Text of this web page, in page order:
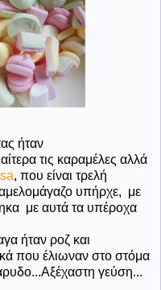
ήταν
τις καραμέλες αλλά
, που είναι τρελή
υπήρχε, με
με αυτά τα υπέροχα
ήταν ροζ και
που έλιωναν στο στόμα
γεύση...